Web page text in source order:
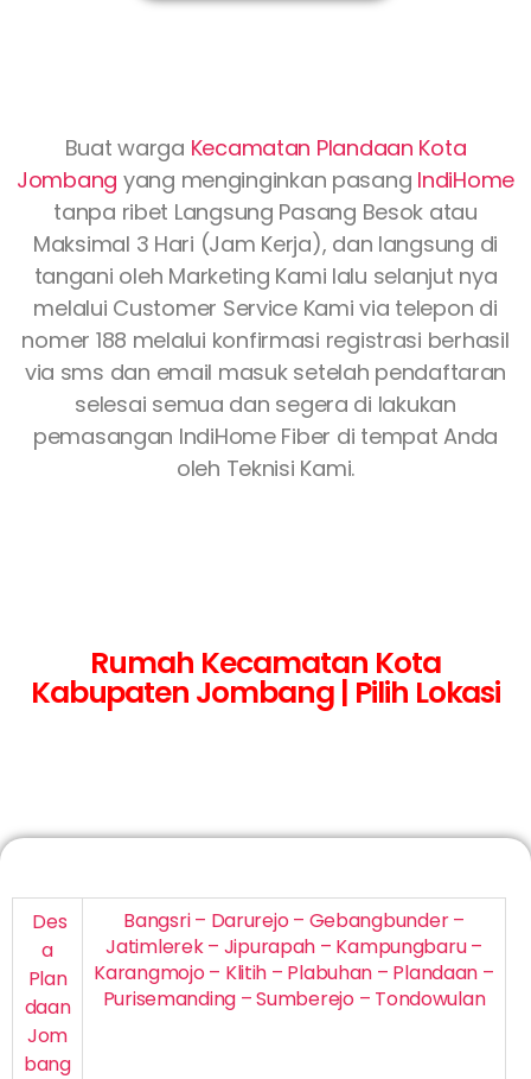
Buat warga Kecamatan Plandaan Kota
Jombang yang menginginkan pasang IndiHome
tanpa ribet Langsung Pasang Besok atau
Maksimal 3 Hari (Jam Kerja), dan langsung di
tangani oleh Marketing Kami lalu selanjut nya
melalui Customer Service Kami via telepon di
nomer 188 melalui konfirmasi registrasi berhasil
via sms dan email masuk setelah pendaftaran
selesai semua dan segera di lakukan
pemasangan IndiHome Fiber di tempat Anda
oleh Teknisi Kami.
Rumah Kecamatan Kota
Kabupaten Jombang | Pilih Lokasi
Des
a
Plan
daan
Jom
bang
Bangsri – Darurejo – Gebangbunder –
Jatimlerek – Jipurapah – Kampungbaru –
Karangmojo – Klitih – Plabuhan – Plandaan –
Purisemanding – Sumberejo – Tondowulan